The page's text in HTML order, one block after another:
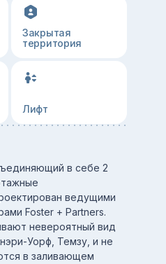
Закрытая
территория
Лифт
в себе 2
ведущими
Foster + Partners.
невероятный вид
Уорф, Темзу, и не
в заливающем